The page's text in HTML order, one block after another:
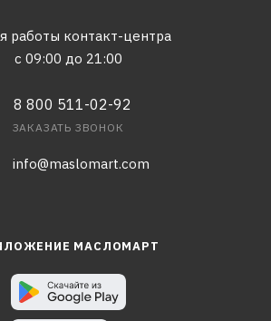
работы контакт-центра
с 09:00 до 21:00
8 800 511-02-92
ЗАКАЗАТЬ ЗВОНОК
info@maslomart.com
МАСЛОМАРТ